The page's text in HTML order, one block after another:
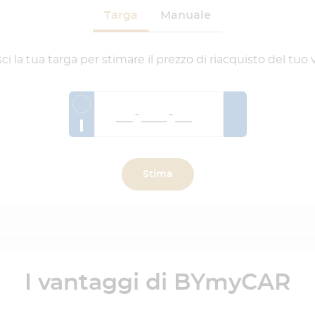
Targa Manuale
la tua targa per stimare il prezzo di riacquisto del tuo
Stima
I vantaggi di BYmyCAR